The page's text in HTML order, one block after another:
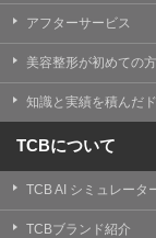
Cookieは、一
の閲覧情報を記
TCBグループ
した情報を利用
を分析し、パ
提供するサー
ることがあり
効とすること
場合、WEBサ
ジが正しく表
ください。
アフターサービス
美容整形が初めての
知識と実績を積んだ
TCBについて
TCB AI シミュレータ
TCBブランド紹介